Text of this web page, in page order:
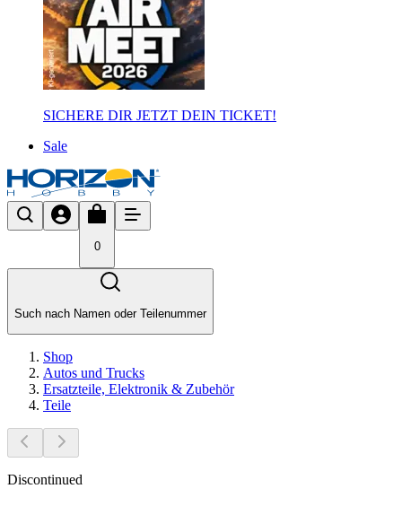
SICHERE DIR JETZT DEIN TICKET!
Sale
0
Such nach Namen oder Teilenummer
Shop
Autos und Trucks
Ersatzteile, Elektronik & Zubehör
Teile
Discontinued